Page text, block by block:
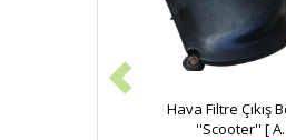
Hava Filtre Çıkış
''Scooter'' [